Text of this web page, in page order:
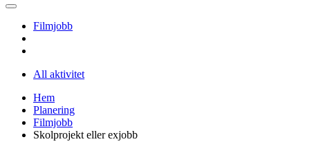
Filmjobb
All aktivitet
Hem
Planering
Filmjobb
Skolprojekt eller exjobb